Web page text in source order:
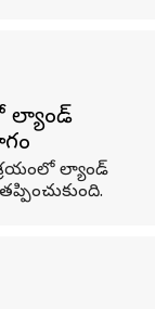
ల్యాండ్
ల్యాండ్